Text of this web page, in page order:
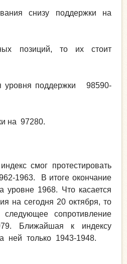
снизу поддержки на
позиций, то их стоит
уровня поддержки 98590-
на 97280.
смог протестировать
1963. В итоге окончание
уровне 1968. Что касается
на сегодня 20 октября, то
сопротивление
Ближайшая к индексу
ней только 1943-1948.